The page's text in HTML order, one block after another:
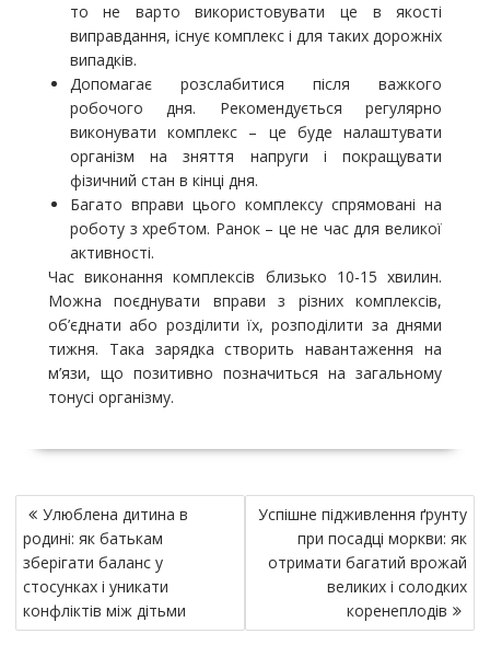
то не варто використовувати це в якості
виправдання, існує комплекс і для таких дорожніх
випадків.
Допомагає розслабитися після важкого
робочого дня. Рекомендується регулярно
виконувати комплекс – це буде налаштувати
організм на зняття напруги і покращувати
фізичний стан в кінці дня.
Багато вправи цього комплексу спрямовані на
роботу з хребтом. Ранок – це не час для великої
активності.
Час виконання комплексів близько 10-15 хвилин.
Можна поєднувати вправи з різних комплексів,
об’єднати або розділити їх, розподілити за днями
тижня. Така зарядка створить навантаження на
м’язи, що позитивно позначиться на загальному
тонусі організму.
Н
а
в
и
г
Улюблена дитина в
родині: як батькам
зберігати баланс у
стосунках і уникати
конфліктів між дітьми
Успішне підживлення ґрунту
при посадці моркви: як
отримати багатий врожай
великих і солодких
коренеплодів